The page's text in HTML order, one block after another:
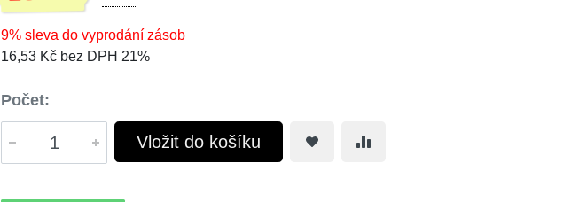
9% sleva do vyprodání zásob
16,53 Kč bez DPH 21%
Počet:
Vložit do košíku